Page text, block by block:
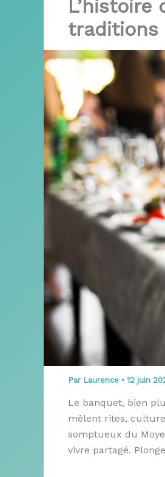
traditions
Par Laurence • 12 juin
Le banquet, bien
mêlent rites,
somptueux du
vivre partagé.